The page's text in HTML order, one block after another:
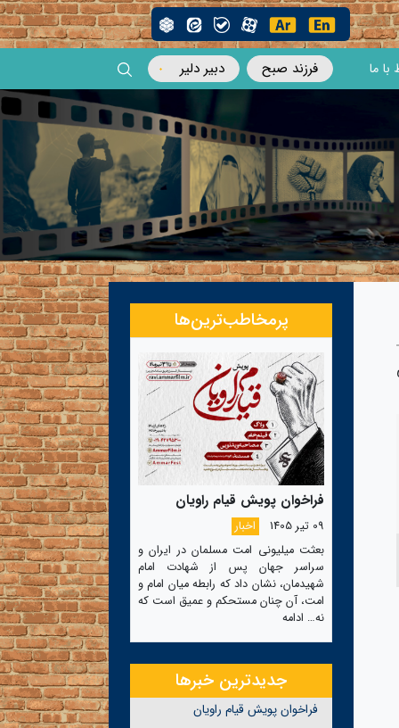
فرزند صبح دبیر دلیر با ما
پرمخاطب‌ترین‌ها
فراخوان پویش قیام راویان
09 تیر 1405
اخبار
بعثت میلیونی امت مسلمان در ایران و
سراسر جهان پس از شهادت امام
شهیدمان، نشان داد که رابطه میان امام و
امت، آن چنان مستحکم و عمیق است که
نه… ادامه
جدیدترین خبرها
فراخوان پویش قیام راویان